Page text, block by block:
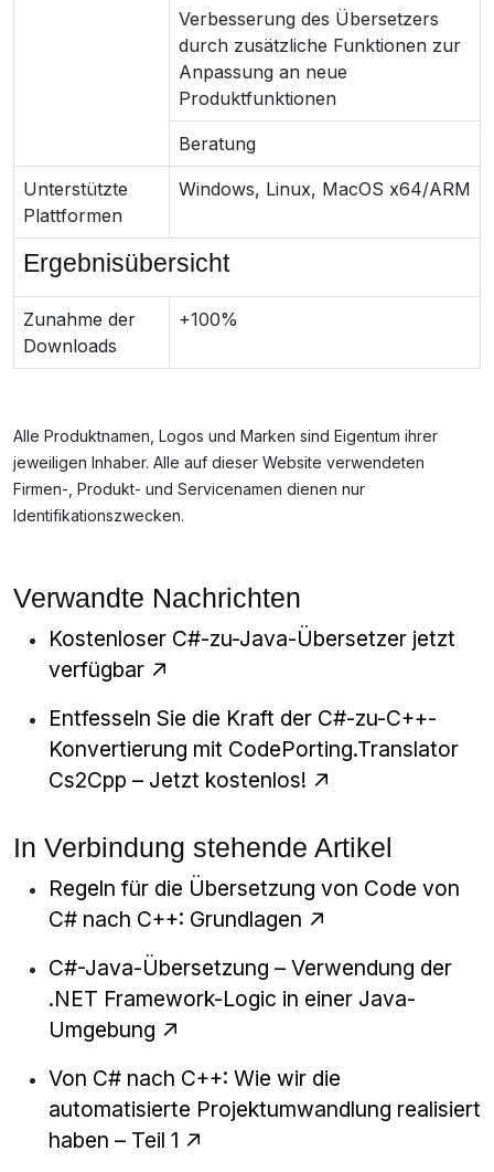
Verbesserung des Übersetzers
durch zusätzliche Funktionen zur
Anpassung an neue
Produktfunktionen
Beratung
Unterstützte
Plattformen
Windows, Linux, MacOS x64/ARM
Ergebnisübersicht
Zunahme der
Downloads
+100%
Alle Produktnamen, Logos und Marken sind Eigentum ihrer
jeweiligen Inhaber. Alle auf dieser Website verwendeten
Firmen-, Produkt- und Servicenamen dienen nur
Identifikationszwecken.
Verwandte Nachrichten
Kostenloser C#-zu-Java-Übersetzer jetzt
verfügbar
Entfesseln Sie die Kraft der C#-zu-C++-
Konvertierung mit CodePorting.Translator
Cs2Cpp – Jetzt kostenlos!
In Verbindung stehende Artikel
Regeln für die Übersetzung von Code von
C# nach C++: Grundlagen
C#-Java-Übersetzung – Verwendung der
.NET Framework-Logic in einer Java-
Umgebung
Von C# nach C++: Wie wir die
automatisierte Projektumwandlung realisiert
haben – Teil 1